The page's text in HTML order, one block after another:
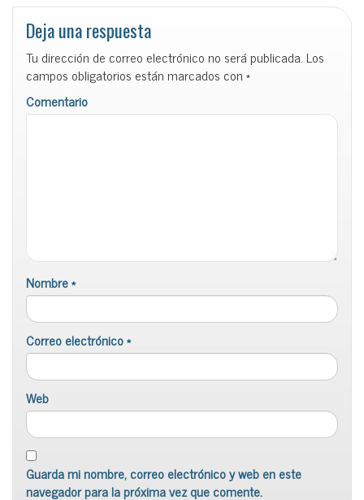
Deja una respuesta
Tu dirección de correo electrónico no será publicada. Los
campos obligatorios están marcados con*
Comentario
Nombre*
Correo electrónico*
Web
Guarda mi nombre, correo electrónico y web en este
navegador para la próxima vez que comente.